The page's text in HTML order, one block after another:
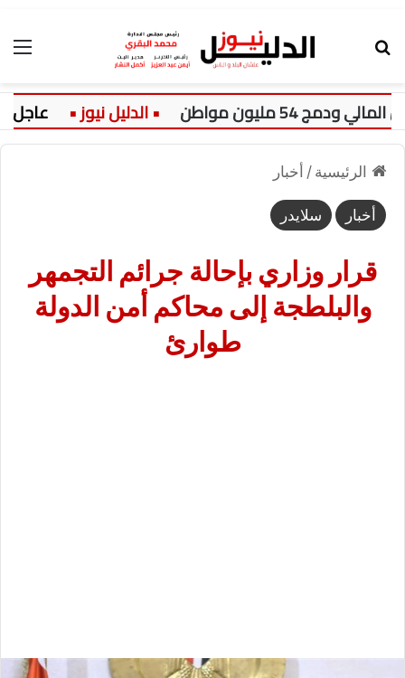
عاجل:
الرئيسية / أخبار
أخبار سلايدر
قرار وزاري بإحالة جرائم التجمهر
والبلطجة إلى محاكم أمن الدولة
طوارئ